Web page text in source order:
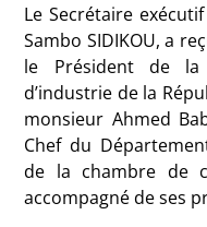
Le Secrétaire
Sambo SIDIKOU, a
le Président de la
d’industrie de la
monsieur Ahmed
Chef du
de la chambre de
accompagné de ses